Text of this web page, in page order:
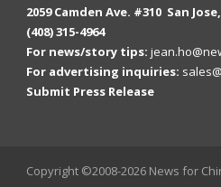
2059 Camden Ave. #310 San Jose,
(408) 315-4964
For news/story tips:
For advertising inquiries:
Submit Press Release
Copyright ©2008-2026 News for